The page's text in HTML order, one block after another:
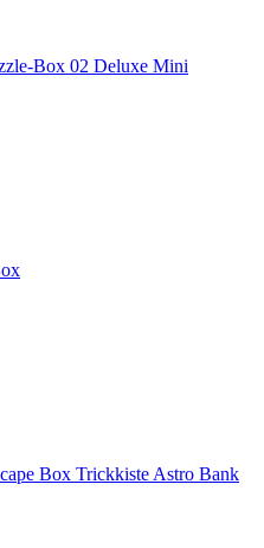
Box 02 Deluxe Mini
Trickkiste Astro Bank